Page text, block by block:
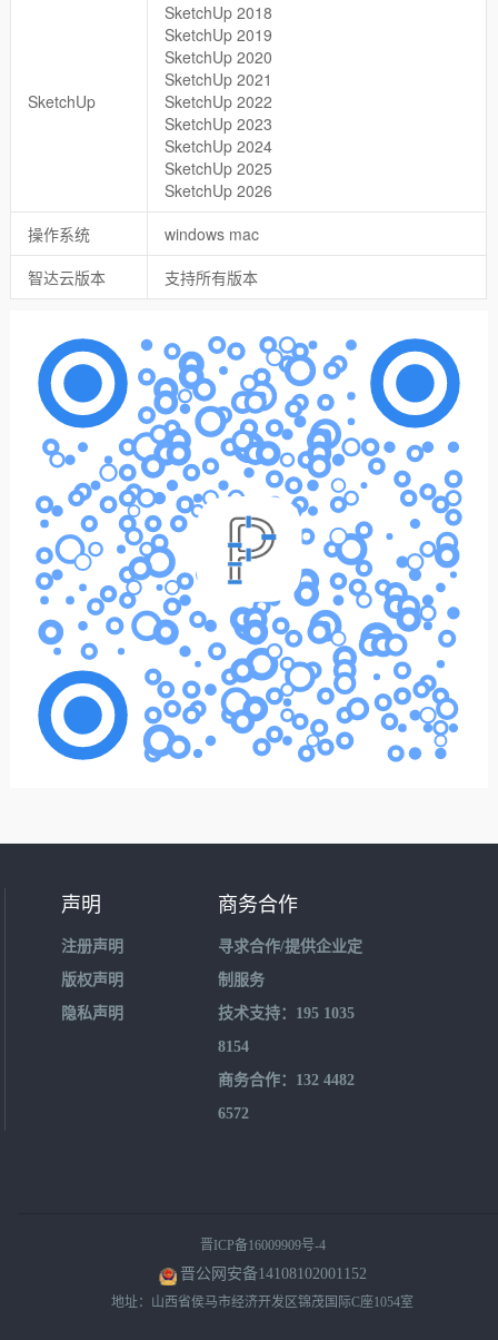
SketchUp
SketchUp 2018
SketchUp 2019
SketchUp 2020
SketchUp 2021
SketchUp 2022
SketchUp 2023
SketchUp 2024
SketchUp 2025
SketchUp 2026
操作系统
windows mac
智达云版本
支持所有版本
声明
注册声明
版权声明
隐私声明
商务合作
寻求合作/提供企业定
制服务
技术支持：195 1035
8154
商务合作：132 4482
6572
晋ICP备16009909号-4
晋公网安备14108102001152
地址：山西省侯马市经济开发区锦茂国际C座1054室